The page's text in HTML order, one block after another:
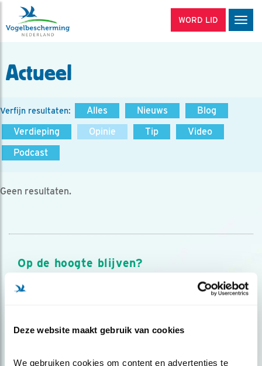
Deze website maakt gebruik van cookies
We gebruiken cookies om content en advertenties te
WORD LID
Actueel
Verfijn resultaten: Alles Nieuws
Blog
Verdieping
Opinie Tip
Video
Podcast
Geen resultaten.
Op de hoogte blijven?
Meld je aan en ontvang nieuws, inspiratie, acties en tips
over vogels en activiteiten van Vogelbescherming.